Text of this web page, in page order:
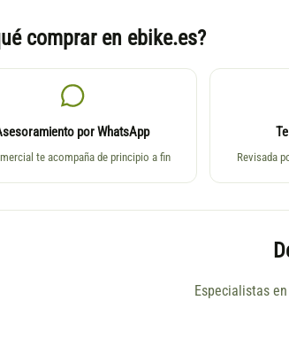
comprar en ebike.es?
por WhatsApp
te acompaña de principio a fin Revisada
Especialistas